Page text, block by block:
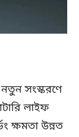
নতুন সংস্করণে
লাইফ
ক্ষমতা উন্নত